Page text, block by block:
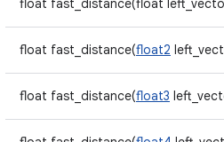
float fast_distance(float
float fast_distance(float2
float fast_distance(float3